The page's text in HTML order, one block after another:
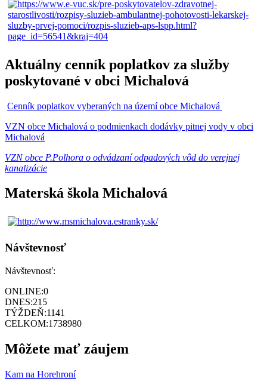
Aktuálny cenník poplatkov za služby
poskytované v obci Michalová
Cenník poplatkov vyberaných na území obce Michalová
VZN obce Michalová o podmienkach dodávky pitnej vody v obci
Michalová
VZN obce P.Polhora o odvádzaní odpadových vôd do verejnej
kanalizácie
Materská škola Michalová
Návštevnosť
Návštevnosť:
ONLINE:0
DNES:215
TÝŽDEŇ:1141
CELKOM:1738980
Môžete mať záujem
Kam na Horehroní